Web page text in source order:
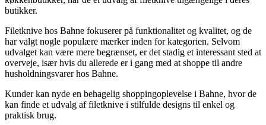
butikker.
Filetknive hos Bahne fokuserer på funktionalitet og kvalitet, og de
har valgt nogle populære mærker inden for kategorien. Selvom
udvalget kan være mere begrænset, er det stadig et interessant sted at
overveje, især hvis du allerede er i gang med at shoppe til andre
husholdningsvarer hos Bahne.
Kunder kan nyde en behagelig shoppingoplevelse i Bahne, hvor de
kan finde et udvalg af filetknive i stilfulde designs til enkel og
praktisk brug.